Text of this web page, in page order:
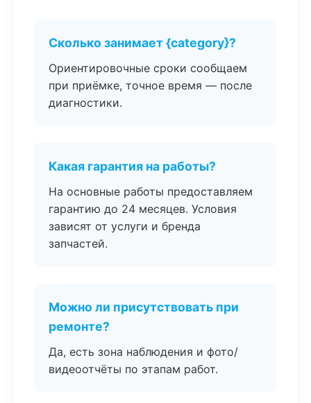
Сколько занимает {category}?
Ориентировочные сроки сообщаем
при приёмке, точное время — после
диагностики.
Какая гарантия на работы?
На основные работы предоставляем
гарантию до 24 месяцев. Условия
зависят от услуги и бренда
запчастей.
Можно ли присутствовать при
ремонте?
Да, есть зона наблюдения и фото/
видеоотчёты по этапам работ.